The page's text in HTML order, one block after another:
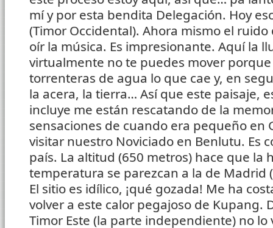
mí y por esta bendita Delegación. Hoy
(Timor Occidental). Ahora mismo el
oír la música. Es impresionante. Aquí la
virtualmente no te puedes mover
torrenteras de agua lo que cae y, en
la acera, la tierra… Así que este paisaje,
incluye me están rescatando de la
sensaciones de cuando era pequeño en
visitar nuestro Noviciado en Benlutu. Es
país. La altitud (650 metros) hace que la
temperatura se parezcan a la de Madrid
El sitio es idílico, ¡qué gozada! Me ha
volver a este calor pegajoso de Kupang.
Timor Este (la parte independiente) no